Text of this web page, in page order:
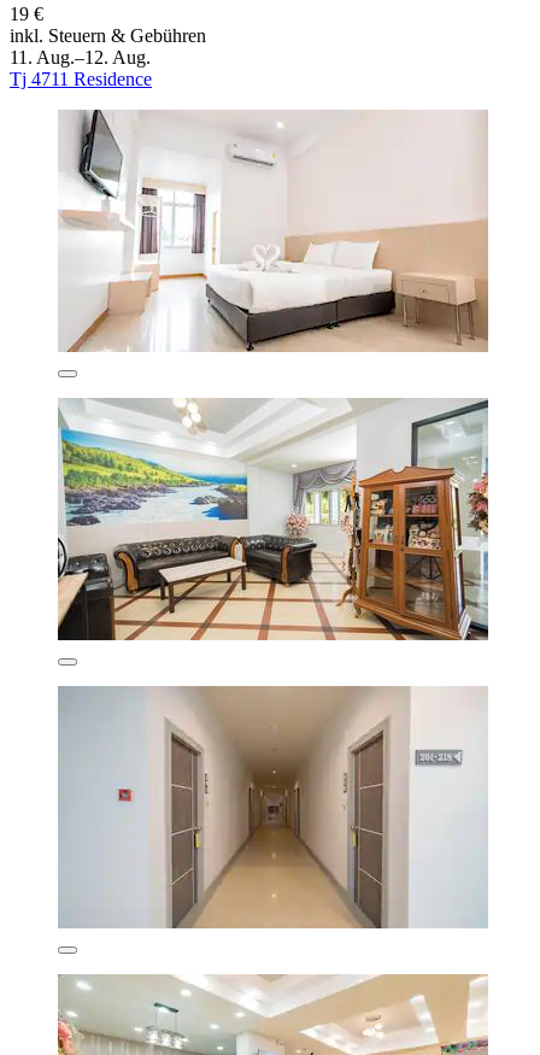
19 €
inkl. Steuern & Gebühren
11. Aug.–12. Aug.
Tj 4711 Residence